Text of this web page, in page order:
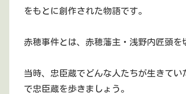
をもとに創作された物語です。
赤穂事件とは、赤穂藩主・浅野内匠頭を
当時、忠臣蔵でどんな人たちが生きて
で忠臣蔵を歩きましょう。